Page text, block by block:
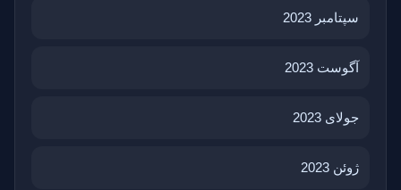
سپتامبر 2023
آگوست 2023
جولای 2023
ژوئن 2023